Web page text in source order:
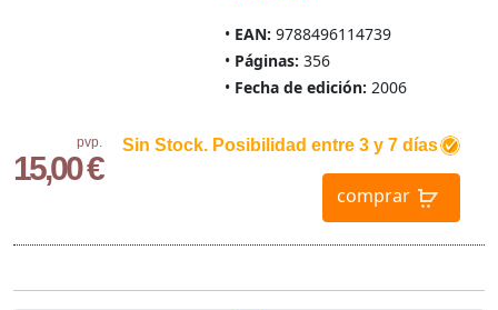
EAN: 9788496114739
Páginas: 356
Fecha de edición: 2006
pvp.
15,00 €
Sin Stock. Posibilidad entre 3 y 7 días
comprar